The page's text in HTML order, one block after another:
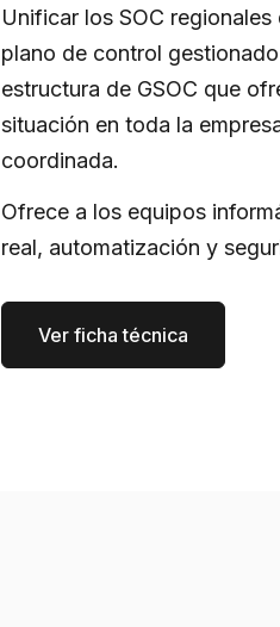
Unificar los SOC
plano de control
estructura de GSOC que
situación en toda la
coordinada.
Ofrece a los equipos
real, automatización y
Ver ficha técnica